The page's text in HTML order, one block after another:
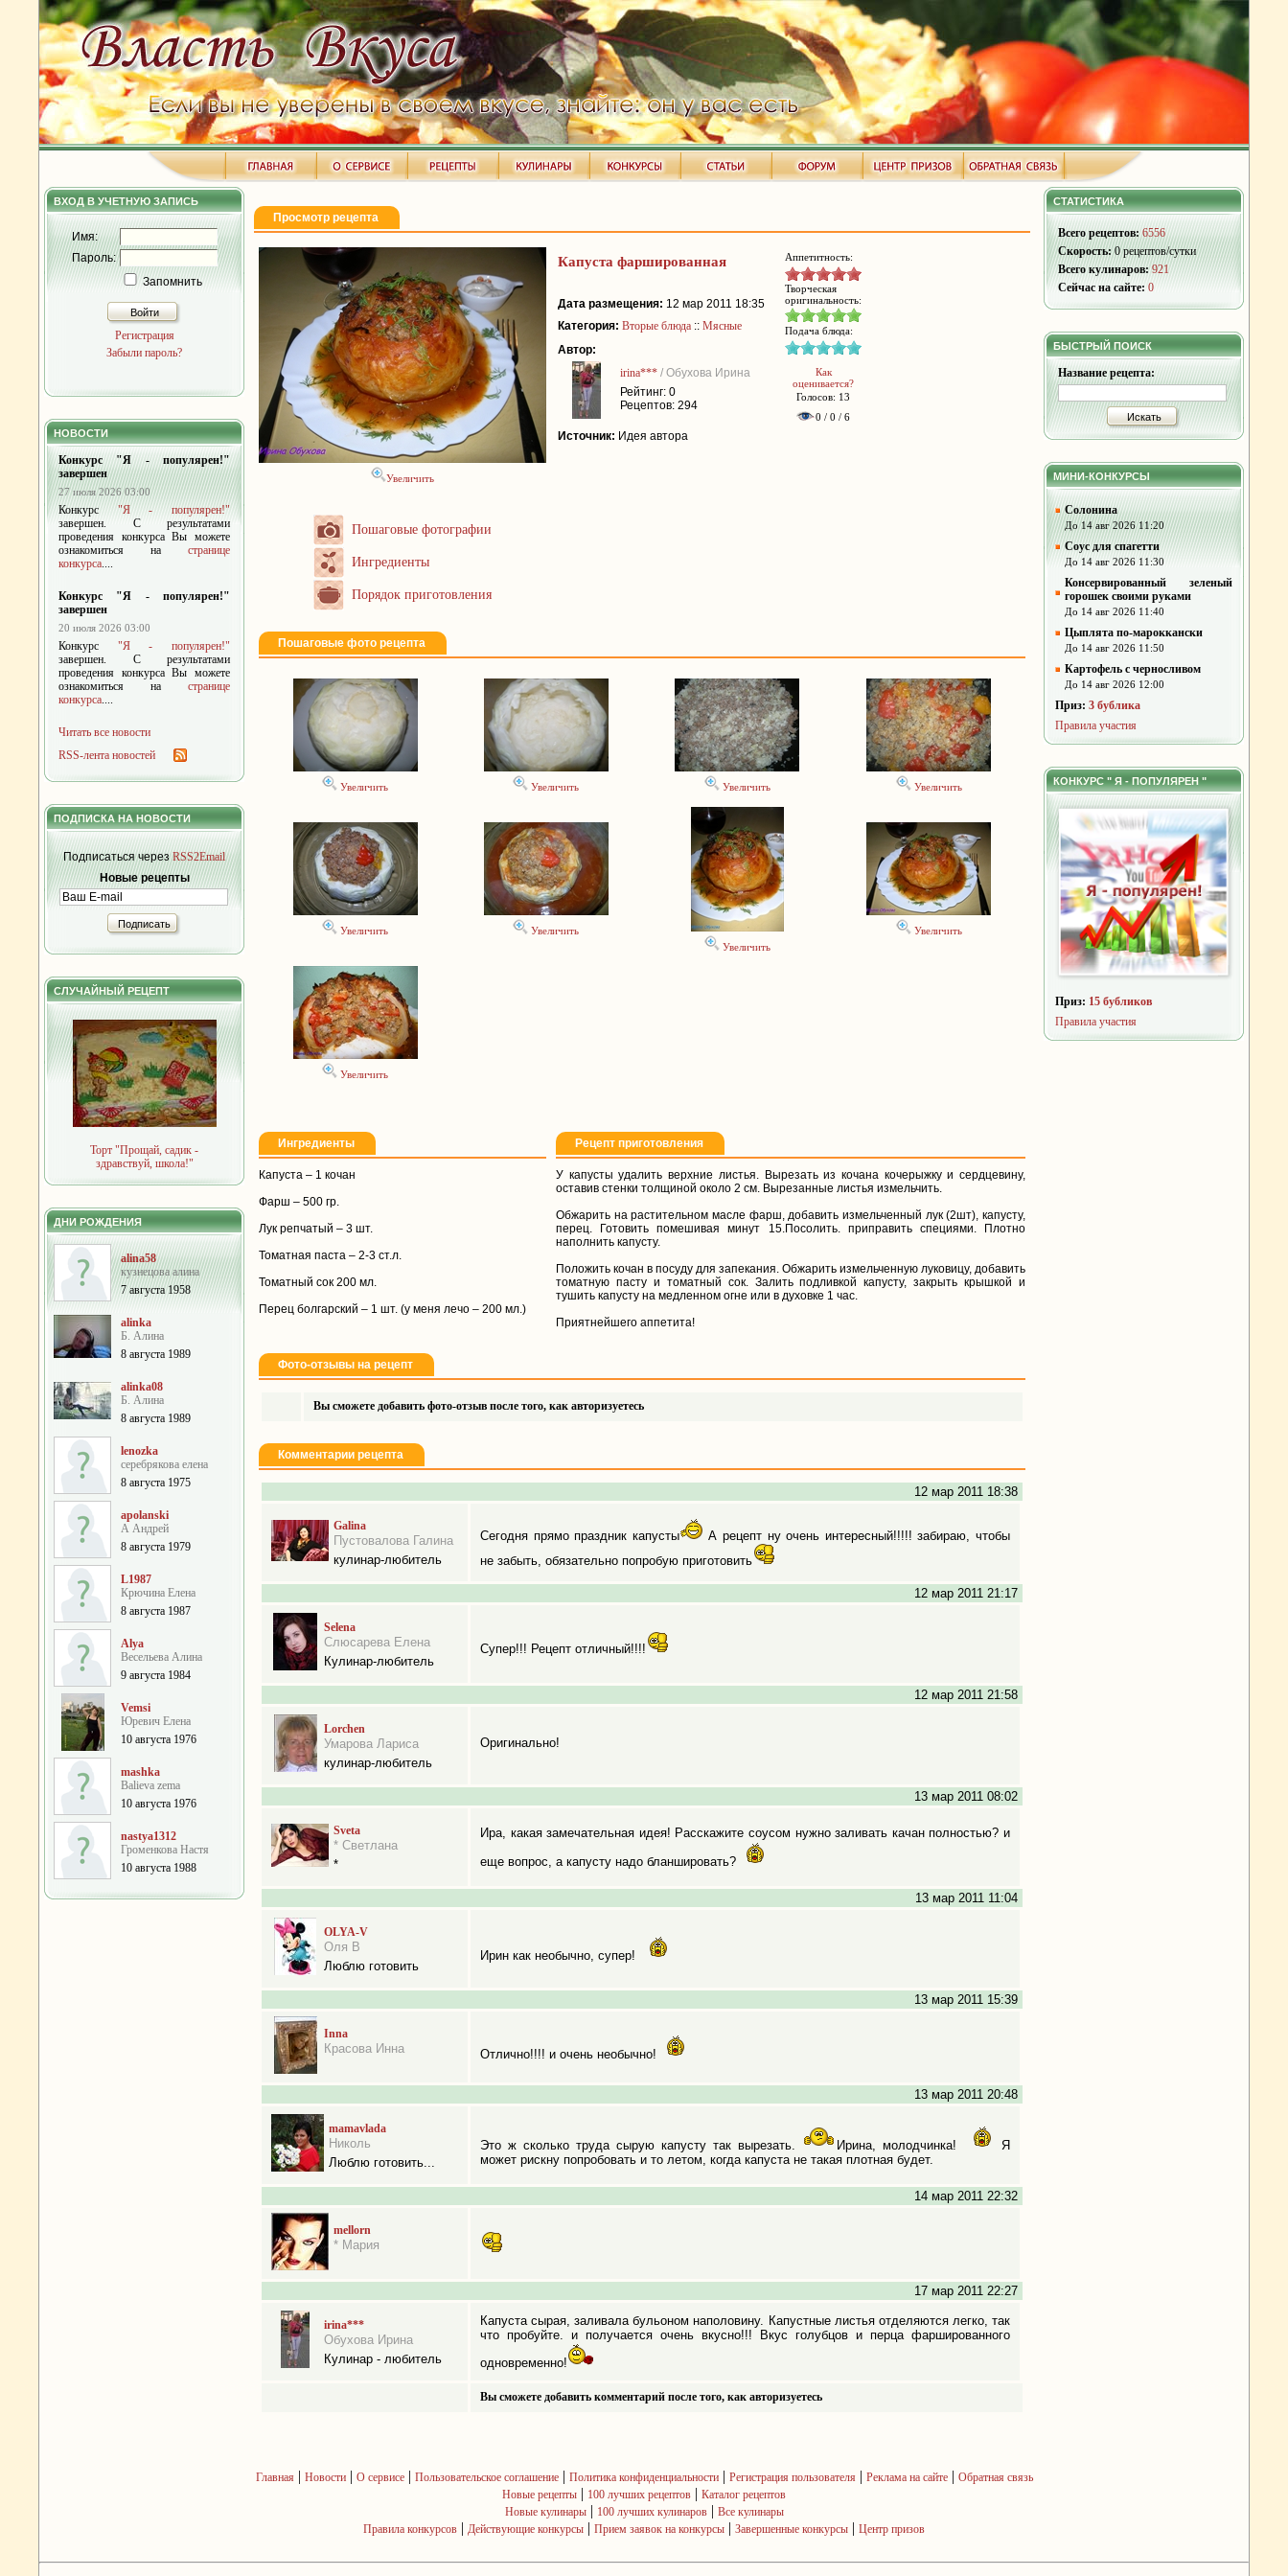
ВХОД В УЧЕТНУЮ ЗАПИСЬ
Имя:
Пароль:
Запомнить
Войти
Регистрация
Забыли пароль?
НОВОСТИ
Конкурс "Я - популярен!"
завершен
27 июля 2026 03:00
Конкурс"Я - популярен!"
завершен. С результатами
проведения конкурса Вы можете
ознакомиться на странице
конкурса....
Конкурс "Я - популярен!"
завершен
20 июля 2026 03:00
Конкурс "Я - популярен!"
завершен. С результатами
проведения конкурса Вы можете
ознакомиться на странице
конкурса....
Читать все новости
RSS-лента новостей
ПОДПИСКА НА НОВОСТИ
Подписаться черезRSS2Email
Новые рецепты
Подписать
СЛУЧАЙНЫЙ РЕЦЕПТ
Торт "Прощай, садик -
здравствуй, школа!"
ДНИ РОЖДЕНИЯ
alina58
кузнецова алина
7 августа 1958
alinka
Б. Алина
8 августа 1989
alinka08
Б. Алина
8 августа 1989
lenozka
серебрякова елена
8 августа 1975
apolanski
А Андрей
8 августа 1979
L1987
Крючина Елена
8 августа 1987
Alya
Весельева Алина
9 августа 1984
Vemsi
Юревич Елена
10 августа 1976
mashka
Balieva zema
10 августа 1976
nastya1312
Громенкова Настя
10 августа 1988
Просмотр рецепта
Увеличить
Пошаговые фотографии
Ингредиенты
Порядок приготовления
Капуста фаршированная Аппетитность:
Творческая
оригинальность:
Подача блюда:
Как
оценивается?
Голосов: 13
0 / 0 / 6
Дата размещения: 12 мар 2011 18:35
Категория: Вторые блюда :: Мясные
Автор:
irina*** / Обухова Ирина
Рейтинг: 0
Рецептов: 294
Источник: Идея автора
Пошаговые фото рецепта
Увеличить Увеличить Увеличить Увеличить
Увеличить
Увеличить
Увеличить
Увеличить
Увеличить
Ингредиенты Рецепт приготовления
Капуста – 1 кочан
Фарш – 500 гр.
Лук репчатый – 3 шт.
Томатная паста – 2-3 ст.л.
Томатный сок 200 мл.
Перец болгарский – 1 шт. (у меня лечо – 200 мл.)
У капусты удалить верхние листья. Вырезать из кочана кочерыжку и сердцевину,
оставив стенки толщиной около 2 см. Вырезанные листья измельчить.
Обжарить на растительном масле фарш, добавить измельченный лук (2шт), капусту,
перец. Готовить помешивая минут 15.Посолить. приправить специями. Плотно
наполнить капусту.
Положить кочан в посуду для запекания. Обжарить измельченную луковицу, добавить
томатную пасту и томатный сок. Залить подливкой капусту, закрыть крышкой и
тушить капусту на медленном огне или в духовке 1 час.
Приятнейшего аппетита!
Фото-отзывы на рецепт
Вы сможете добавить фото-отзыв после того, как авторизуетесь
Комментарии рецепта
12 мар 2011 18:38
Galina
Пустовалова Галина
кулинар-любитель
Сегодня прямо праздник капусты
А рецепт ну очень интересный!!!!! забираю, чтобы
не забыть, обязательно попробую приготовить
12 мар 2011 21:17
Selena
Слюсарева Елена
Кулинар-любитель
Супер!!! Рецепт отличный!!!!
12 мар 2011 21:58
Lorchen
Умарова Лариса
кулинар-любитель
Оригинально!
13 мар 2011 08:02
Sveta
* Светлана
*
Ира, какая замечательная идея! Расскажите соусом нужно заливать качан полностью? и
еще вопрос, а капусту надо бланшировать?
13 мар 2011 11:04
OLYA-V
Оля В
Люблю готовить
Ирин как необычно, супер!
13 мар 2011 15:39
Inna
Красова Инна Отлично!!!! и очень необычно!
13 мар 2011 20:48
mamavlada
Николь
Люблю готовить...
Это ж сколько труда сырую капусту так вырезать. Ирина, молодчинка!
Я
может рискну попробовать и то летом, когда капуста не такая плотная будет.
14 мар 2011 22:32
mellorn
* Мария
17 мар 2011 22:27
irina***
Обухова Ирина
Кулинар - любитель
Капуста сырая, заливала бульоном наполовину. Капустные листья отделяются легко, так
что пробуйте. и получается очень вкусно!!! Вкус голубцов и перца фаршированного
одновременно!
Вы сможете добавить комментарий после того, как авторизуетесь
СТАТИСТИКА
Всего рецептов: 6556
Скорость:0 рецептов/сутки
Всего кулинаров: 921
Сейчас на сайте: 0
БЫСТРЫЙ ПОИСК
Название рецепта:
Искать
МИНИ-КОНКУРСЫ
Солонина
До 14 авг 2026 11:20
Соус для спагетти
До 14 авг 2026 11:30
Консервированный зеленый
горошек своими руками
До 14 авг 2026 11:40
Цыплята по-мароккански
До 14 авг 2026 11:50
Картофель с черносливом
До 14 авг 2026 12:00
Приз: 3 бублика
Правила участия
КОНКУРС " Я - ПОПУЛЯРЕН "
Приз: 15 бубликов
Правила участия
Главная | Новости| О сервисе| Пользовательское соглашение| Политика конфиденциальности| Регистрация пользователя | Реклама на сайте| Обратная связь
Новые рецепты | 100 лучших рецептов | Каталог рецептов
Новые кулинары| 100 лучших кулинаров| Все кулинары
Правила конкурсов | Действующие конкурсы | Прием заявок на конкурсы | Завершенные конкурсы | Центр призов